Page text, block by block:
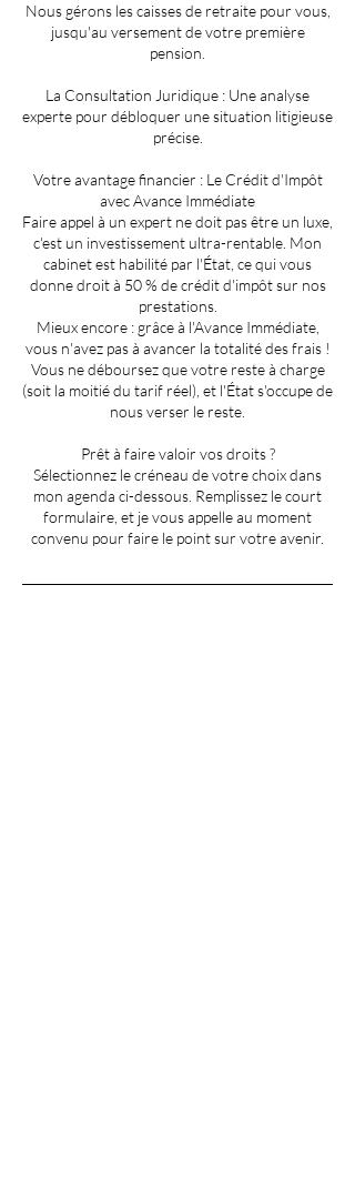
Nous gérons les caisses de retraite pour vous,
jusqu'au versement de votre première
pension.
La Consultation Juridique : Une analyse
experte pour débloquer une situation litigieuse
précise.
Votre avantage financier : Le Crédit d'Impôt
avec Avance Immédiate
Faire appel à un expert ne doit pas être un luxe,
c'est un investissement ultra-rentable. Mon
cabinet est habilité par l'État, ce qui vous
donne droit à 50 % de crédit d'impôt sur nos
prestations.
Mieux encore : grâce à l'Avance Immédiate,
vous n'avez pas à avancer la totalité des frais !
Vous ne déboursez que votre reste à charge
(soit la moitié du tarif réel), et l'État s'occupe de
nous verser le reste.
Prêt à faire valoir vos droits ?
Sélectionnez le créneau de votre choix dans
mon agenda ci-dessous. Remplissez le court
formulaire, et je vous appelle au moment
convenu pour faire le point sur votre avenir.